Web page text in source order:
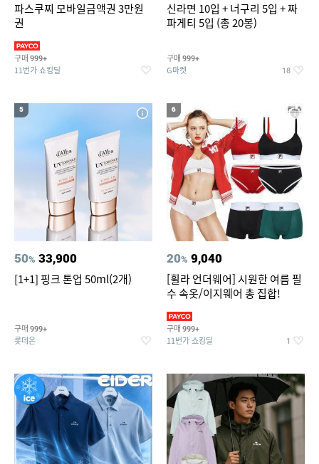
파스쿠찌 모바일금액권 3만원
권
구매 999+
11번가 쇼킹딜
신라면 10입 + 너구리 5입 + 짜
파게티 5입 (총 20봉)
구매 999+
G마켓 18
5
50% 33,900
[1+1] 핑크 톤업 50ml(2개)
구매 999+
롯데온
6
20% 9,040
[휠라 언더웨어] 시원한 여름 필
수 속옷/이지웨어 총 집합!
구매 999+
11번가 쇼킹딜 1